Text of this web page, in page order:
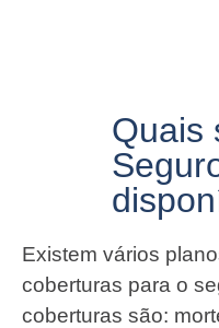
Quais
Existem vários
coberturas para o
coberturas são: